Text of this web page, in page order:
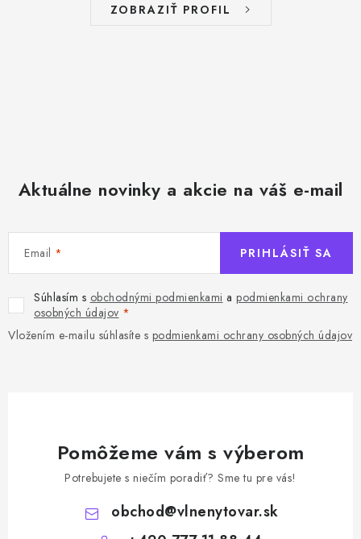
ZOBRAZIŤ PROFIL
Aktuálne novinky a akcie na váš e-mail
Email
Súhlasím s obchodnými podmienkami a podmienkami ochrany
osobných údajov
Vložením e-mailu súhlasíte s podmienkami ochrany osobných údajov
PRIHLÁSIŤ SA
Pomôžeme vám s výberom
Potrebujete s niečím poradiť? Sme tu pre vás!
obchod@vlnenytovar.sk